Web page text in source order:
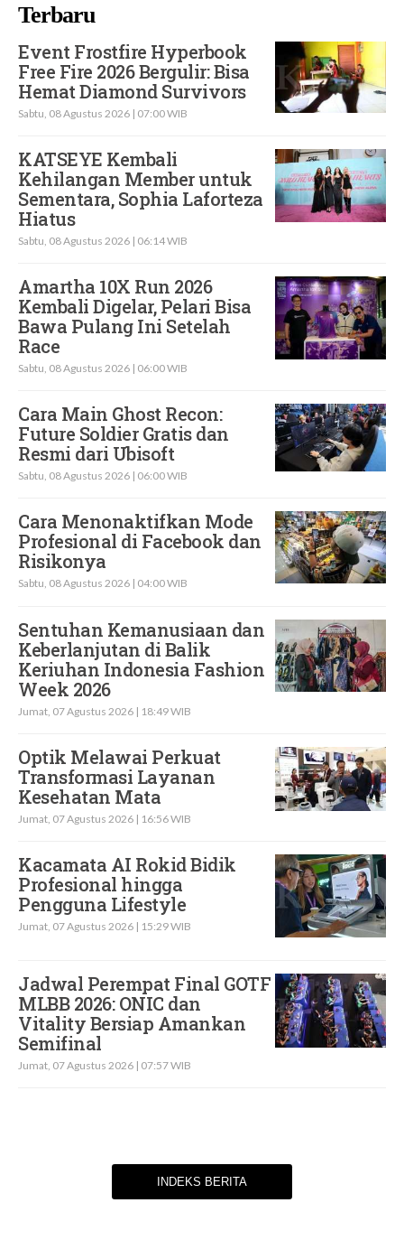
Terbaru
Event Frostfire Hyperbook
Free Fire 2026 Bergulir: Bisa
Hemat Diamond Survivors
Sabtu, 08 Agustus 2026 | 07:00 WIB
KATSEYE Kembali
Kehilangan Member untuk
Sementara, Sophia Laforteza
Hiatus
Sabtu, 08 Agustus 2026 | 06:14 WIB
Amartha 10X Run 2026
Kembali Digelar, Pelari Bisa
Bawa Pulang Ini Setelah
Race
Sabtu, 08 Agustus 2026 | 06:00 WIB
Cara Main Ghost Recon:
Future Soldier Gratis dan
Resmi dari Ubisoft
Sabtu, 08 Agustus 2026 | 06:00 WIB
Cara Menonaktifkan Mode
Profesional di Facebook dan
Risikonya
Sabtu, 08 Agustus 2026 | 04:00 WIB
Sentuhan Kemanusiaan dan
Keberlanjutan di Balik
Keriuhan Indonesia Fashion
Week 2026
Jumat, 07 Agustus 2026 | 18:49 WIB
Optik Melawai Perkuat
Transformasi Layanan
Kesehatan Mata
Jumat, 07 Agustus 2026 | 16:56 WIB
Kacamata AI Rokid Bidik
Profesional hingga
Pengguna Lifestyle
Jumat, 07 Agustus 2026 | 15:29 WIB
Jadwal Perempat Final GOTF
MLBB 2026: ONIC dan
Vitality Bersiap Amankan
Semifinal
Jumat, 07 Agustus 2026 | 07:57 WIB
INDEKS BERITA